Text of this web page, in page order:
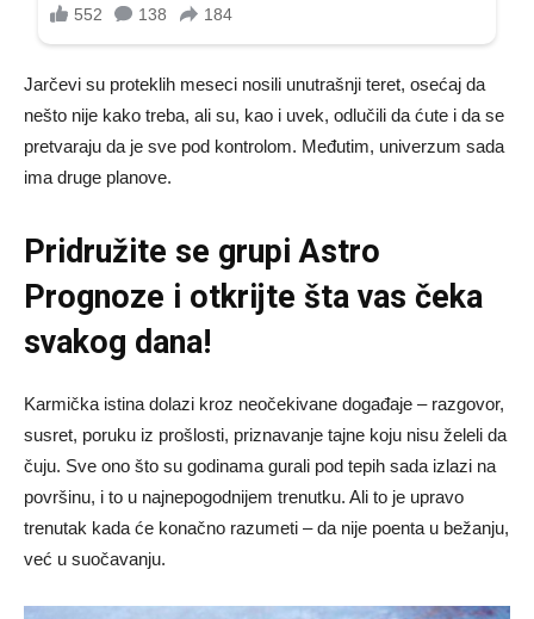
Jarčevi su proteklih meseci nosili unutrašnji teret, osećaj da
nešto nije kako treba, ali su, kao i uvek, odlučili da ćute i da se
pretvaraju da je sve pod kontrolom. Međutim, univerzum sada
ima druge planove.
Pridružite se grupiAstro
Prognoze i otkrijte šta vas čeka
svakog dana!
Karmička istina dolazi kroz neočekivane događaje – razgovor,
susret, poruku iz prošlosti, priznavanje tajne koju nisu želeli da
čuju. Sve ono što su godinama gurali pod tepih sada izlazi na
površinu, i to u najnepogodnijem trenutku. Ali to je upravo
trenutak kada će konačno razumeti – da nije poenta u bežanju,
već u suočavanju.